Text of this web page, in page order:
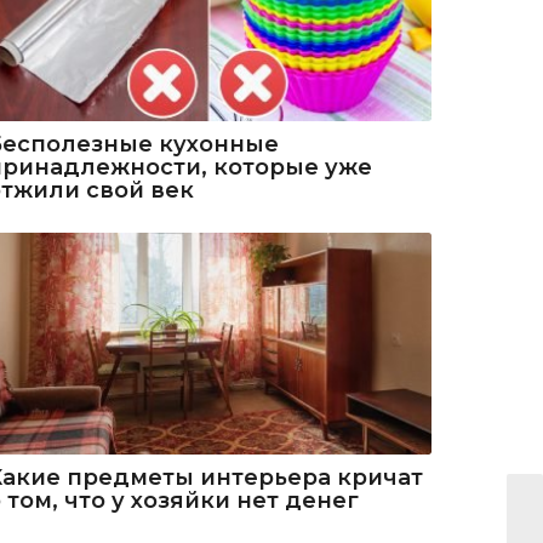
кухонные
которые уже
свой век
предметы интерьера кричат
том, что у хозяйки нет денег